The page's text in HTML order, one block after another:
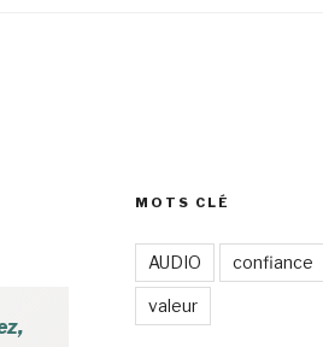
MOTS CLÉ
AUDIO confiance
valeur